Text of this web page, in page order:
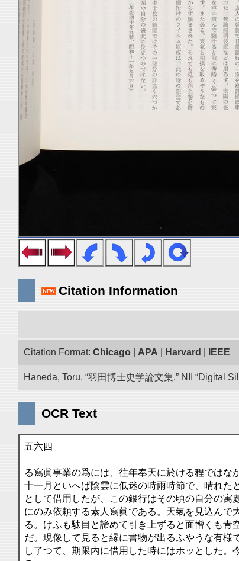
Citation Information
Citation Format: Chicago APA Harvard IEEE
Haneda, Toru. “羽田博士史学論文集.” NII “Digital
OCR Text
五六四
る寫眞事業の爲には、往年奉天に於ける程ではな
十一月といへば陰雲に低迷の時雨時節で、晴れ
として借用したが、この銀行はその頃の自分の
にのみ依頼する素人寫眞である。天氣を見込ん
る。けふも駄目と諦めて引き上ずると面憎くも
だ。現像して見ると縁に書物が出るふやうな有
し了つて、期限内に借用した時にはホッとした